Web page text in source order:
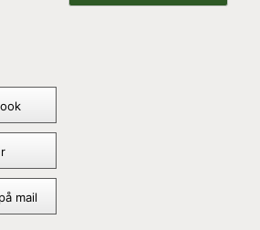
mail